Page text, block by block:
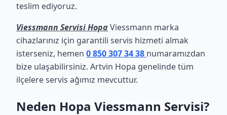
teslim ediyoruz.
Viessmann Servisi HopaViessmann marka
cihazlarınız için garantili servis hizmeti almak
isterseniz, hemen 0 850 307 34 38 numaramızdan
bize ulaşabilirsiniz. Artvin Hopa genelinde tüm
ilçelere servis ağımız mevcuttur.
Neden Hopa Viessmann Servisi?